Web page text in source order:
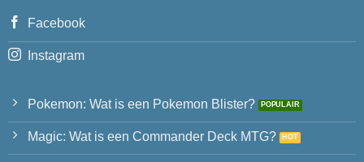
Facebook
Instagram
Pokemon: Wat is een Pokemon Blister?
Magic: Wat is een Commander Deck MTG?